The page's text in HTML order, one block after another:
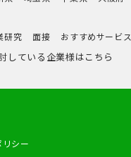
研究 面接 おすすめサービス
している企業様はこちら
シー